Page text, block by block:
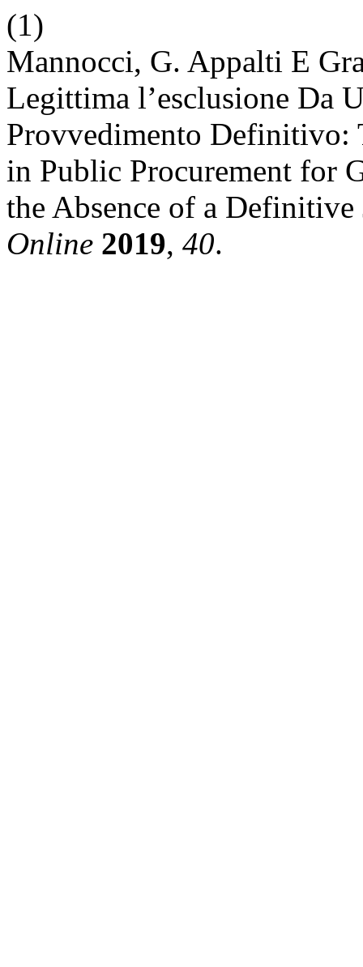
(1)
Mannocci, G. Appalti E
Legittima l’esclusione Da
Provvedimento Definitivo:
in Public Procurement for
the Absence of a
Online 2019, 40.